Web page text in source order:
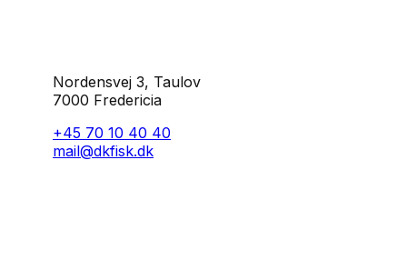
Nordensvej 3, Taulov
7000 Fredericia
+45 70 10 40 40
mail@dkfisk.dk